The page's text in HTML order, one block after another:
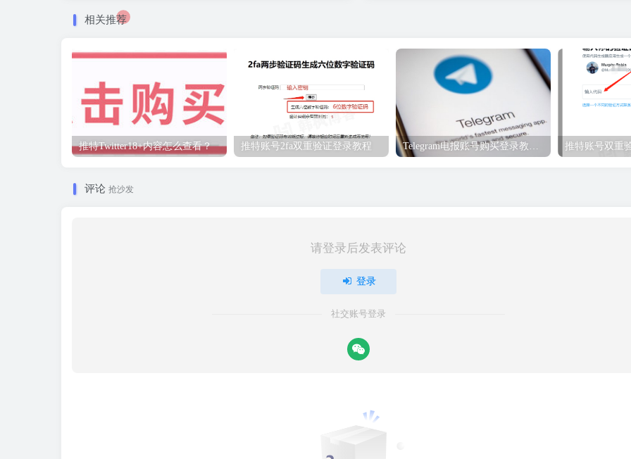
相关推荐
推特Twitter18+内容怎么查看？ 推特账号2fa双重验证登录教程 Telegram电报账号购买登录教程（必看） 推特账号双重
评论 抢沙发
请登录后发表评论
登录
社交账号登录